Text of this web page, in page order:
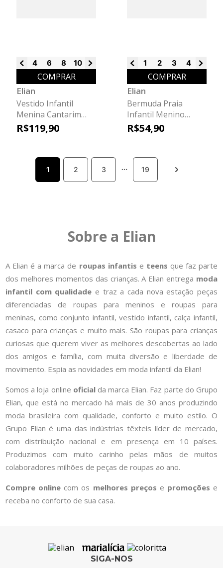
4 6 8 10 12
COMPRAR
Elian
Vestido Infantil
Menina Cantarim
Floral Elian Rosa
R$119,90
1 2 3 4 6
COMPRAR
Elian
Bermuda Praia
Infantil Menino
Proteção Solar Elian
R$54,90
1 2 3 19
Sobre a Elian
A Elian é a marca de roupas infantis e teens que faz parte
dos melhores momentos das crianças. A Elian entrega moda
infantil com qualidade e traz a cada nova estação peças
diferenciadas de roupas para meninos e roupas para
meninas, como conjunto infantil, vestido infantil, calça infantil,
casaco para crianças e muito mais. São roupas para crianças
curiosas que querem viver as melhores descobertas ao lado
dos amigos e família, com muita diversão e liberdade de
movimento. Espia as novidades em moda infantil da Elian!
Somos a loja online oficialda marca Elian. Faz parte do Grupo
Elian, que está no mercado há mais de 30 anos produzindo
moda brasileira com qualidade, conforto e muito estilo. O
Grupo Elian é uma das indústrias têxteis líder de mercado,
com distribuição nacional e em presença em 10 países.
Produzimos com muito carinho pelas mãos de muitos
colaboradores milhões de peças de roupas ao ano.
Compre online com os melhores preços e promoções e
receba no conforto de sua casa.
SIGA-NOS